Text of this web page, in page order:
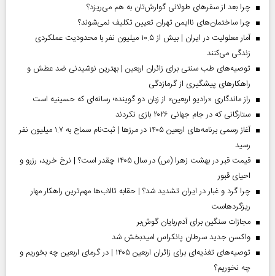
چرا بعد از سفرهای طولانی گوارش‌تان به هم می‌ریزد؟
چرا ساختمان‌های ناایمن تهران تعیین تکلیف نمی‌شوند؟
آمار معلولیت در ایران | بیش از ۱۰.۵ میلیون نفر با محدودیت عملکردی
زندگی می‌کنند
توصیه‌های طب سنتی برای زائران اربعین | بهترین نوشیدنی ضد عطش و
راهکارهای پیشگیری از گرمازدگی
راز ماندگاری «رادیو اربعین» از زبان دو گوینده؛ رسانه‌ای که حسینیه است
ستارگانی که در جام جهانی ۲۰۲۶ بازی نکردند
آغاز رسمی برنامه‌های اربعین ۱۴۰۵ در مرز‌ها | ثبت‌نام سماح به ۱.۷ میلیون نفر
رسید
قیمت قبر در بهشت زهرا (س) در سال ۱۴۰۵ چقدر است؟ | نرخ خرید، رزرو و
احیای قبور
چرا گرد و غبار در ایران تشدید شد؟ | حقابه تالاب‌ها مهم‌ترین راهکار مهار
ریزگردهاست
مجازات سنگین برای آدم‌ربایان گوش‌بر
واکسن جدید سرطان پانکراس امیدبخش شد
توصیه‌های تغذیه‌ای برای زائران اربعین ۱۴۰۵ | در گرمای اربعین چه بخوریم و
چه نخوریم؟